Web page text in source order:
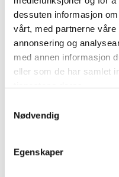
dessuten informasjon
vårt, med partnerne våre
annonsering og
med annen informasjon
eller som de har samlet
Nødvendig
Egenskaper